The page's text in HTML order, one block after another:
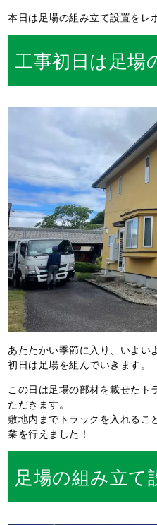
本日は足場の組み立て設置をレ
工事初日は足場
あたたかい季節に入り、いよい
初日は足場を組んでいきます。
この日は足場の部材を載せたト
ただきます。
敷地内までトラックを入れるこ
業を行えました！
足場の組み立て